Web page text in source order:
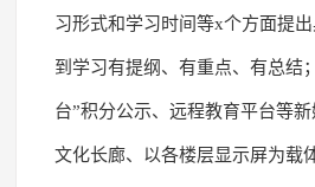
习形式和学习时间等x个方面提
到学习有提纲、有重点、有总结
台”积分公示、远程教育平台等
文化长廊、以各楼层显示屏为载